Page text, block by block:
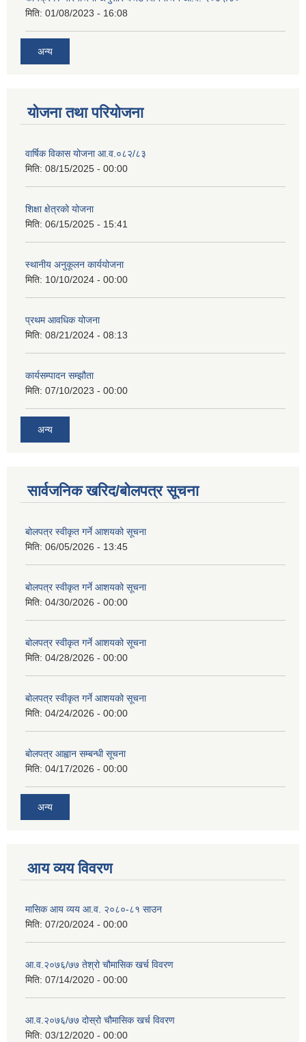
मिति: 01/08/2023 - 16:08
अन्य
योजना तथा परियोजना
वार्षिक विकास योजना आ.व.०८२/८३
मिति: 08/15/2025 - 00:00
शिक्षा क्षेत्रको योजना
मिति: 06/15/2025 - 15:41
स्थानीय अनुकूलन कार्ययोजना
मिति: 10/10/2024 - 00:00
प्रथम आवधिक योजना
मिति: 08/21/2024 - 08:13
कार्यसम्पादन सम्झौता
मिति: 07/10/2023 - 00:00
अन्य
सार्वजनिक खरिद/बोलपत्र सूचना
बोलपत्र स्वीकृत गर्ने आशयको सूचना
मिति: 06/05/2026 - 13:45
बोलपत्र स्वीकृत गर्ने आशयको सूचना
मिति: 04/30/2026 - 00:00
बोलपत्र स्वीकृत गर्ने आशयको सूचना
मिति: 04/28/2026 - 00:00
बोलपत्र स्वीकृत गर्ने आशयको सूचना
मिति: 04/24/2026 - 00:00
बोलपत्र आह्वान सम्बन्धी सूचना
मिति: 04/17/2026 - 00:00
अन्य
आय व्यय विवरण
मासिक आय व्यय आ.व. २०८०-८१ साउन
मिति: 07/20/2024 - 00:00
आ.व.२०७६/७७ तेश्रो चौमासिक खर्च विवरण
मिति: 07/14/2020 - 00:00
आ.व.२०७६/७७ दोस्रो चौमासिक खर्च विवरण
मिति: 03/12/2020 - 00:00